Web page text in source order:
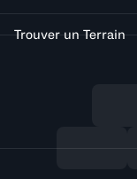
Trouver un Terrain